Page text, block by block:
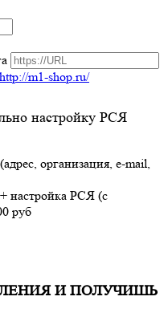
http://m1-shop.ru/
настройку РСЯ
организация, e-mail,
настройка РСЯ (с
руб
И ПОЛУЧИШЬ